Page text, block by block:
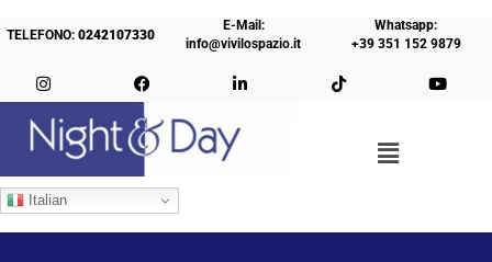
TELEFONO:0242107330
E-Mail:
info@vivilospazio.it
Whatsapp:
+39 351 152 9879
Italian